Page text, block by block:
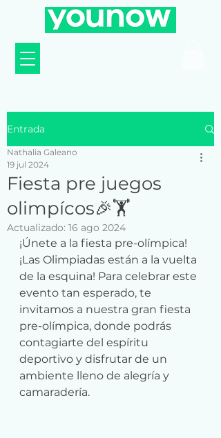
Entrada
Fiesta pre juegos
olimpícos🎉🏋️
Nathalia Galeano
19 jul 2024
Actualizado: 16 ago 2024
¡Únete a la fiesta pre-olímpica!
¡Las Olimpiadas están a la vuelta
de la esquina! Para celebrar este
evento tan esperado, te
invitamos a nuestra gran fiesta
pre-olímpica, donde podrás
contagiarte del espíritu
deportivo y disfrutar de un
ambiente lleno de alegría y
camaradería.